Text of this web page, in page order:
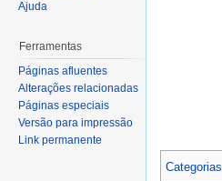
Categorias
Ajuda
Ferramentas
Páginas afluentes
Alterações relacionadas
Páginas especiais
Versão para impressão
Link permanente